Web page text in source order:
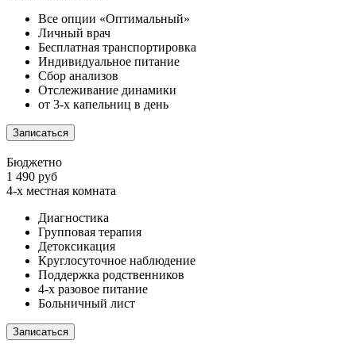
Все опции «Оптимальный»
Личный врач
Бесплатная транспортировка
Индивидуальное питание
Сбор анализов
Отслеживание динамики
от 3-х капельниц в день
Записаться
Бюджетно
1 490 руб
4-х местная комната
Диагностика
Групповая терапия
Детоксикация
Круглосуточное наблюдение
Поддержка родственников
4-х разовое питание
Больничный лист
Записаться